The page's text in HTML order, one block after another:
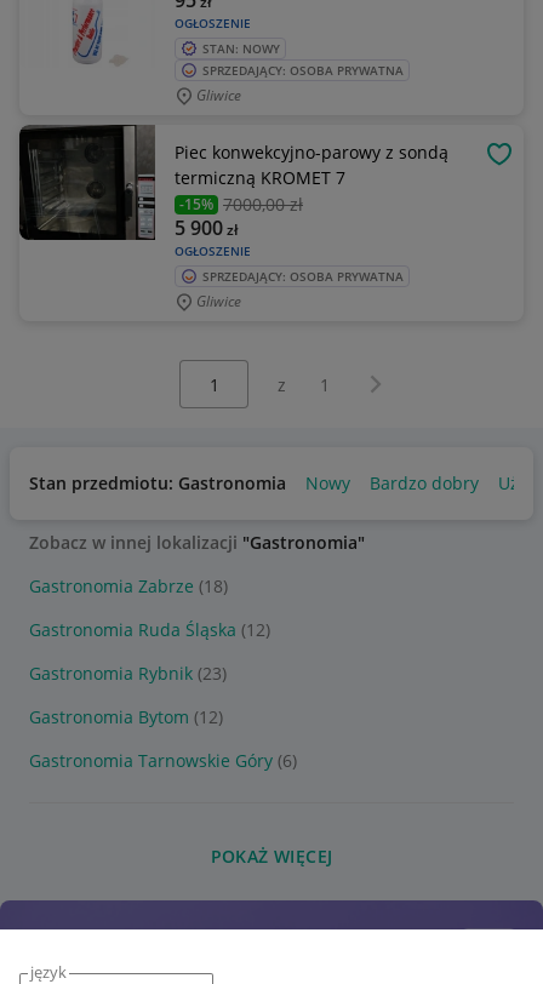
język
OGŁOSZENIE
STAN: NOWY
SPRZEDAJĄCY: OSOBA PRYWATNA
Gliwice
Piec konwekcyjno-parowy z sondą
termiczną KROMET 7
-15% 7000,00 zł
OGŁOSZENIE
5 900zł
SPRZEDAJĄCY: OSOBA PRYWATNA
Gliwice
z 1 Następna strona
Stan przedmiotu: Gastronomia Nowy Bardzo dobry
Zobacz w innej lokalizacji "Gastronomia"
Gastronomia Zabrze (18)
Gastronomia Ruda Śląska (12)
Gastronomia Rybnik (23)
Gastronomia Bytom (12)
Gastronomia Tarnowskie Góry (6)
POKAŻ WIĘCEJ